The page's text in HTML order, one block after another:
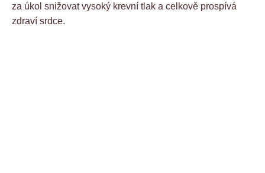
za úkol snižovat vysoký krevní tlak a celkově prospívá
zdraví srdce.